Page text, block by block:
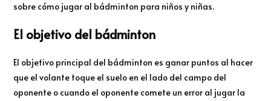
sobre cómo jugar al bádminton para niños y niñas.
El objetivo del bádminton
El objetivo principal del bádminton es ganar puntos al hacer
que el volante toque el suelo en el lado del campo del
oponente o cuando el oponente comete un error al jugar la